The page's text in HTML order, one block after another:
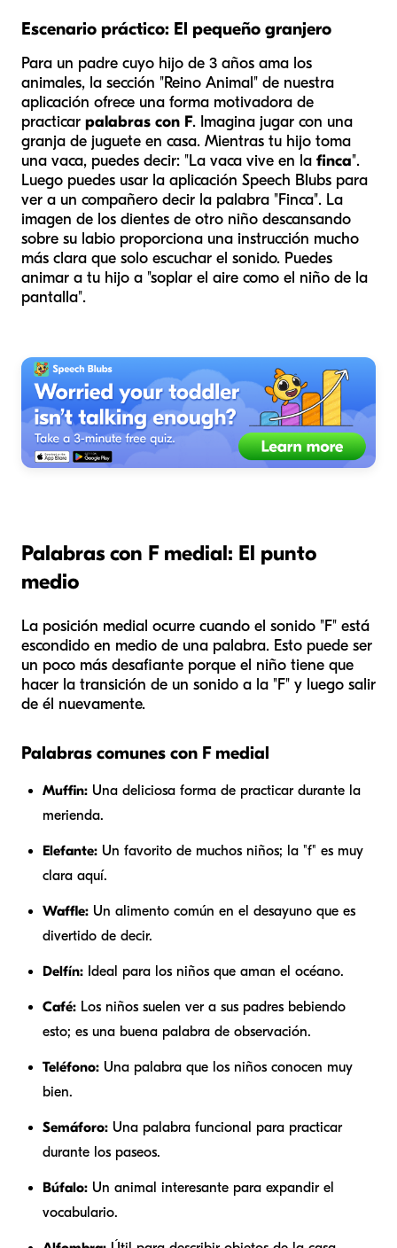
Escenario práctico: El pequeño granjero
Para un padre cuyo hijo de 3 años ama los
animales, la sección "Reino Animal" de nuestra
aplicación ofrece una forma motivadora de
practicar palabras con F. Imagina jugar con una
granja de juguete en casa. Mientras tu hijo toma
una vaca, puedes decir: "La vaca vive en la finca".
Luego puedes usar la aplicación Speech Blubs para
ver a un compañero decir la palabra "Finca". La
imagen de los dientes de otro niño descansando
sobre su labio proporciona una instrucción mucho
más clara que solo escuchar el sonido. Puedes
animar a tu hijo a "soplar el aire como el niño de la
pantalla".
Palabras con F medial: El punto
medio
La posición medial ocurre cuando el sonido "F" está
escondido en medio de una palabra. Esto puede ser
un poco más desafiante porque el niño tiene que
hacer la transición de un sonido a la "F" y luego salir
de él nuevamente.
Palabras comunes con F medial
Muffin: Una deliciosa forma de practicar durante la
merienda.
Elefante: Un favorito de muchos niños; la "f" es muy
clara aquí.
Waffle: Un alimento común en el desayuno que es
divertido de decir.
Delfín: Ideal para los niños que aman el océano.
Café: Los niños suelen ver a sus padres bebiendo
esto; es una buena palabra de observación.
Teléfono: Una palabra que los niños conocen muy
bien.
Semáforo: Una palabra funcional para practicar
durante los paseos.
Búfalo: Un animal interesante para expandir el
vocabulario.